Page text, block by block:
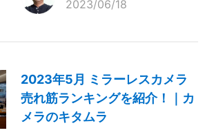
2023/06/18
2023年5月 ミラーレスカメラ
売れ筋ランキングを紹介！｜カ
メラのキタムラ